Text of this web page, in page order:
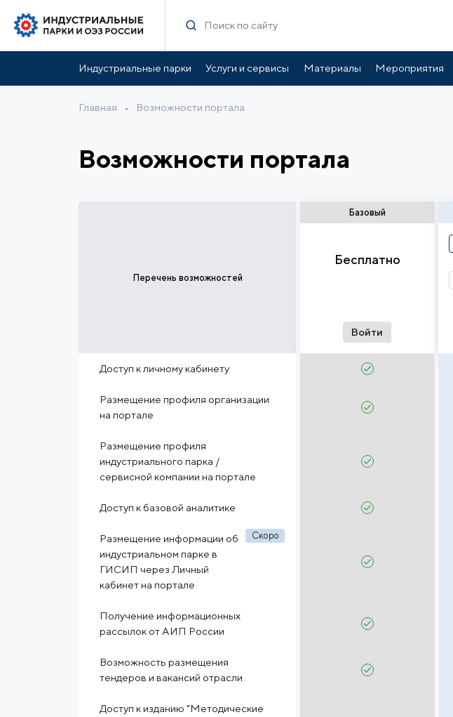
Индустриальные парки Услуги и сервисы Материалы Мероприятия
Главная • Возможности портала
Возможности портала
Перечень возможностей
Базовый
Бесплатно
Войти
Доступ к личному кабинету
Размещение профиля организации
на портале
Размещение профиля
индустриального парка /
сервисной компании на портале
Доступ к базовой аналитике
Размещение информации об
индустриальном парке в
ГИСИП через Личный
кабинет на портале
Скоро
Получение информационных
рассылок от АИП России
Возможность размещения
тендеров и вакансий отрасли
Доступ к изданию "Методические